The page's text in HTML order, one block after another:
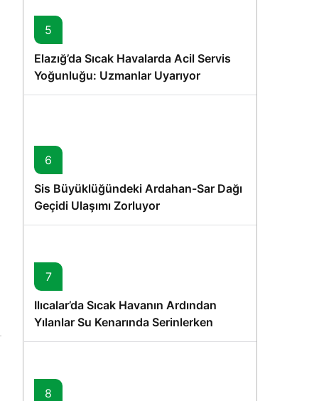
5
Elazığ’da Sıcak Havalarda Acil Servis
Yoğunluğu: Uzmanlar Uyarıyor
6
Sis Büyüklüğündeki Ardahan-Sar Dağı
Geçidi Ulaşımı Zorluyor
7
Ilıcalar’da Sıcak Havanın Ardından
Yılanlar Su Kenarında Serinlerken
Görüntülendi
8